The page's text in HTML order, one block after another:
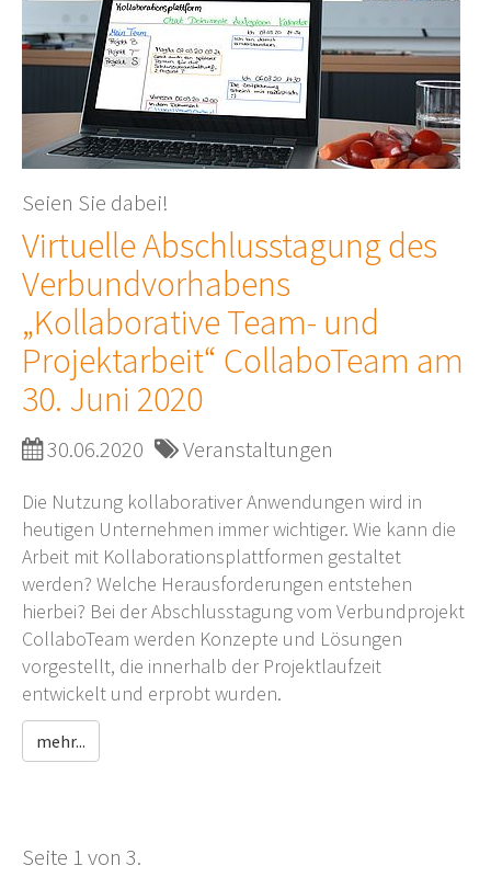
Seien Sie dabei!
Virtuelle Abschlusstagung des
Verbundvorhabens
„Kollaborative Team- und
Projektarbeit“ CollaboTeam am
30. Juni 2020
30.06.2020 Veranstaltungen
Die Nutzung kollaborativer Anwendungen wird in
heutigen Unternehmen immer wichtiger. Wie kann die
Arbeit mit Kollaborationsplattformen gestaltet
werden? Welche Herausforderungen entstehen
hierbei? Bei der Abschlusstagung vom Verbundprojekt
CollaboTeam werden Konzepte und Lösungen
vorgestellt, die innerhalb der Projektlaufzeit
entwickelt und erprobt wurden.
mehr...
Seite 1 von 3.